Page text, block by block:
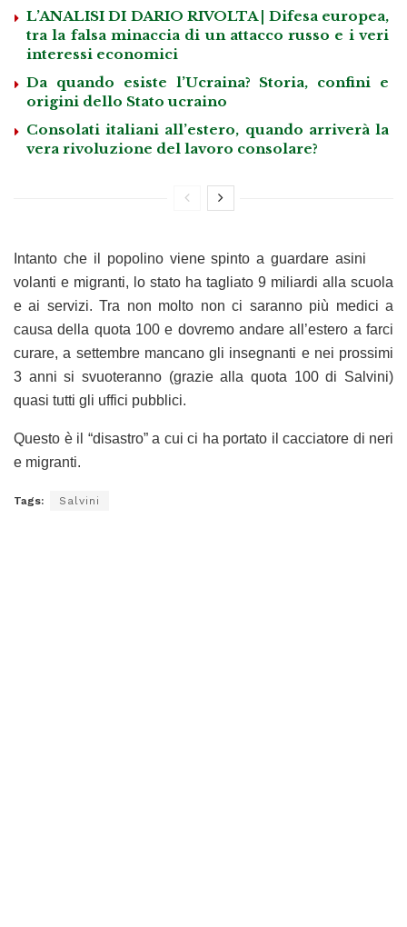
L’ANALISI DI DARIO RIVOLTA | Difesa europea,
tra la falsa minaccia di un attacco russo e i veri
interessi economici
Da quando esiste l’Ucraina? Storia, confini e
origini dello Stato ucraino
Consolati italiani all’estero, quando arriverà la
vera rivoluzione del lavoro consolare?
Intanto che il popolino viene spinto a guardare asini
volanti e migranti, lo stato ha tagliato 9 miliardi alla scuola
e ai servizi. Tra non molto non ci saranno più medici a
causa della quota 100 e dovremo andare all’estero a farci
curare, a settembre mancano gli insegnanti e nei prossimi
3 anni si svuoteranno (grazie alla quota 100 di Salvini)
quasi tutti gli uffici pubblici.
Questo è il “disastro” a cui ci ha portato il cacciatore di neri
e migranti.
Tags: Salvini